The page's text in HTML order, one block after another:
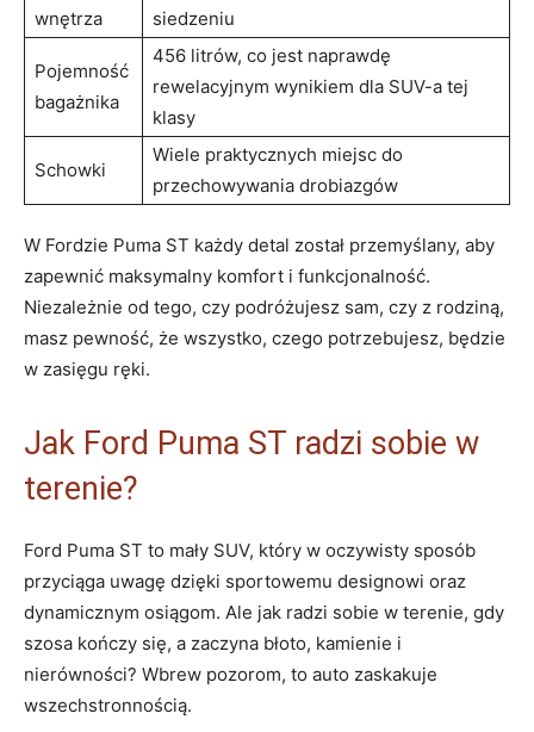
wnętrza
siedzeniu
Pojemność
bagażnika
456 litrów, co jest naprawdę
rewelacyjnym wynikiem dla SUV-a tej
klasy
Schowki
Wiele praktycznych miejsc do
przechowywania drobiazgów
W Fordzie Puma ST każdy detal został przemyślany, aby
zapewnić maksymalny komfort i funkcjonalność.
Niezależnie od tego, czy podróżujesz sam, czy z rodziną,
masz pewność, że wszystko, czego potrzebujesz, będzie
w zasięgu ręki.
Jak Ford Puma ST radzi sobie w
terenie?
Ford Puma ST to mały SUV, który w oczywisty sposób
przyciąga uwagę dzięki sportowemu designowi oraz
dynamicznym osiągom. Ale jak radzi sobie w terenie, gdy
szosa kończy się, a zaczyna błoto, kamienie i
nierówności? Wbrew pozorom, to auto zaskakuje
wszechstronnością.